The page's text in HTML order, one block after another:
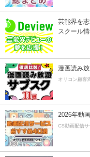
芸能界を
スクール
漫画読み
オリコン顧客
2026年動
CS動画配信